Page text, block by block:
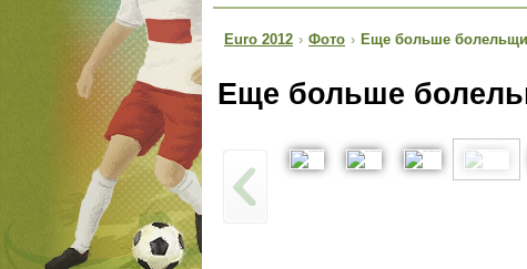
Euro 2012 › Фото › Еще больше
Еще больше